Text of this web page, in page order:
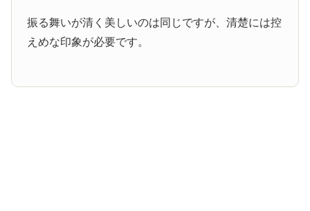
振る舞いが清く美しいのは同じですが、清楚には控
えめな印象が必要です。